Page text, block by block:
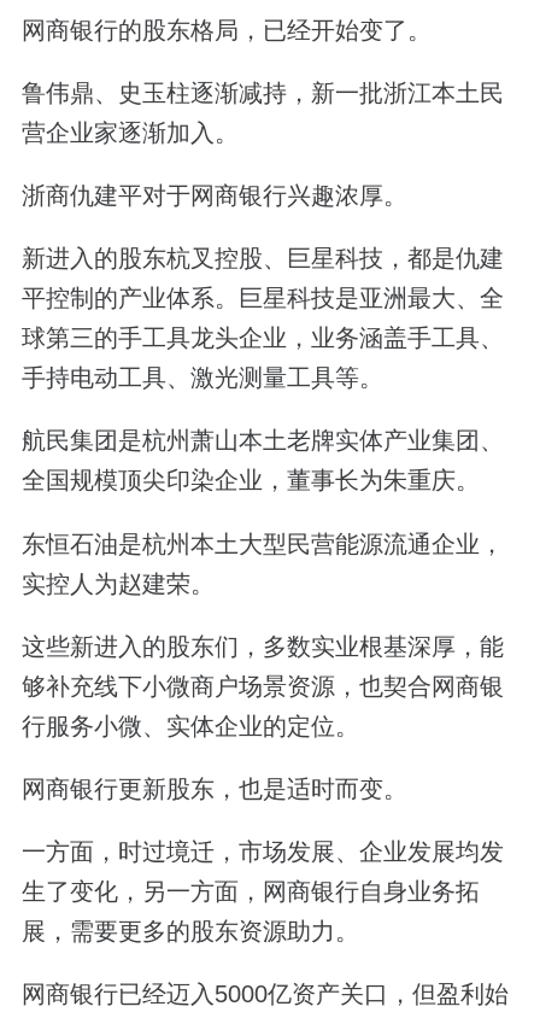
网商银行的股东格局，已经开始变了。
鲁伟鼎、史玉柱逐渐减持，新一批浙江本土民
营企业家逐渐加入。
浙商仇建平对于网商银行兴趣浓厚。
新进入的股东杭叉控股、巨星科技，都是仇建
平控制的产业体系。‌巨星科技是亚洲最大、全
球第三的手工具龙头企业，业务涵盖手工具、
手持电动工具、激光测量工具等。
航民集团是杭州萧山本土老牌实体产业集团、
全国规模顶尖印染企业，董事长为朱重庆。
东恒石油是杭州本土大型民营能源流通企业，
实控人为赵建荣。
这些新进入的股东们，多数实业根基深厚，能
够补充线下小微商户场景资源，也契合网商银
行服务小微、实体企业的定位。
网商银行更新股东，也是适时而变。
一方面，时过境迁，市场发展、企业发展均发
生了变化，另一方面，网商银行自身业务拓
展，需要更多的股东资源助力。
网商银行已经迈入5000亿资产关口，但盈利始